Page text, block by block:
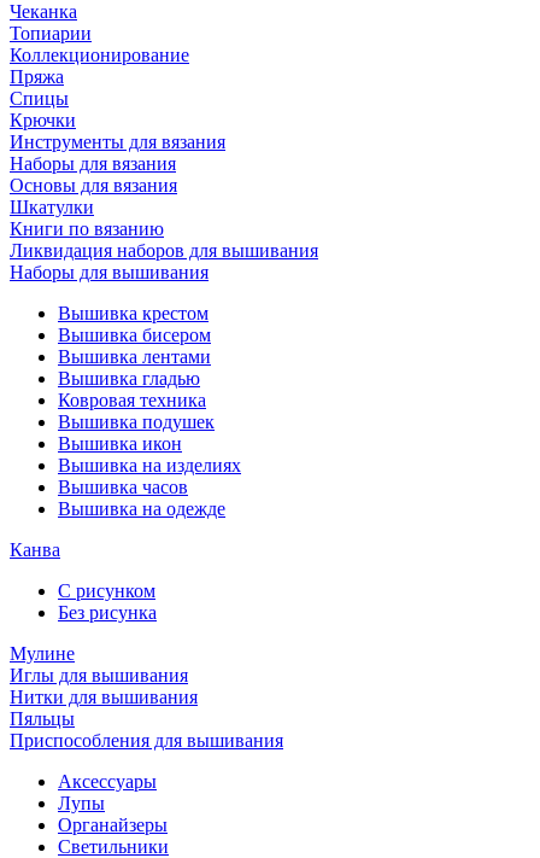
Чеканка
Топиарии
Коллекционирование
Пряжа
Спицы
Крючки
Инструменты для вязания
Наборы для вязания
Основы для вязания
Шкатулки
Книги по вязанию
Ликвидация наборов для вышивания
Наборы для вышивания
Вышивка крестом
Вышивка бисером
Вышивка лентами
Вышивка гладью
Ковровая техника
Вышивка подушек
Вышивка икон
Вышивка на изделиях
Вышивка часов
Вышивка на одежде
Канва
С рисунком
Без рисунка
Мулине
Иглы для вышивания
Нитки для вышивания
Пяльцы
Приспособления для вышивания
Аксессуары
Лупы
Органайзеры
Светильники